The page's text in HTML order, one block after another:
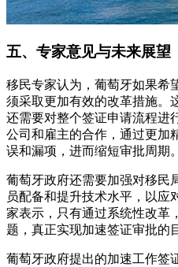
五、专家意见与未来展望
移民专家认为，葡萄牙如果希
须采取更加有效的改革措施。
还需要对整个签证申请流程进
公司和雇主的合作，通过更加
误和漏项，进而缩短审批周期。
葡萄牙政府还需要加强对移民
员配备和提升技术水平，以应
家表示，只有通过系统性改革
题，真正实现加速签证审批的
葡萄牙政府提出的加速工作签